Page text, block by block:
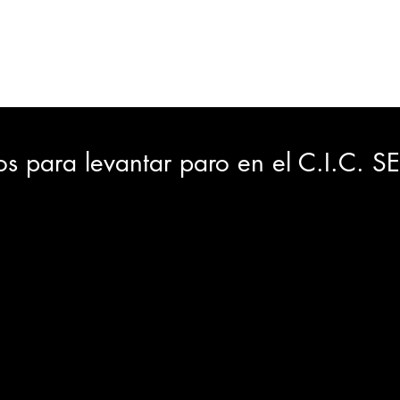
para levantar paro en el C.I.C.